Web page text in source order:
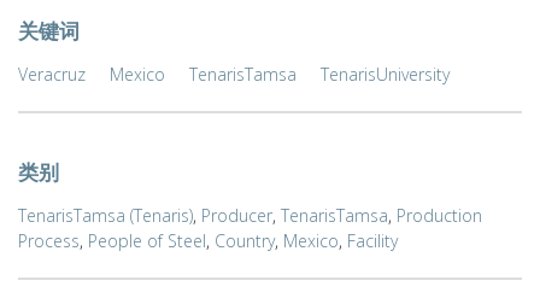
关键词
Veracruz Mexico TenarisTamsa TenarisUniversity
类别
TenarisTamsa (Tenaris), Producer, TenarisTamsa, Production
Process, People of Steel, Country, Mexico, Facility